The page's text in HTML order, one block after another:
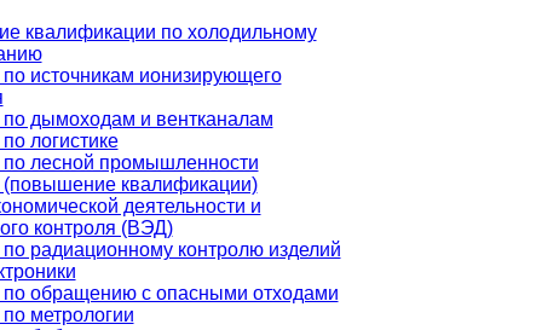
квалификации по холодильному
источникам ионизирующего
дымоходам и вентканалам
логистике
лесной промышленности
квалификации)
деятельности и
контроля (ВЭД)
радиационному контролю изделий
обращению с опасными отходами
метрологии